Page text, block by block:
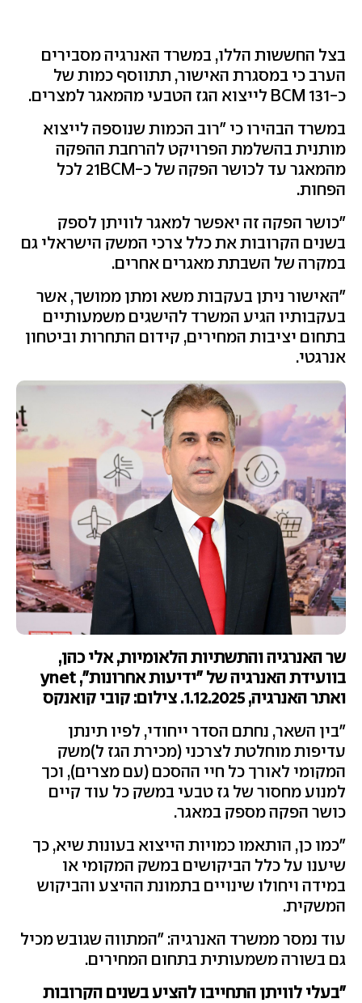
בצל החששות הללו, במשרד האנרגיה מסבירים
הערב כי במסגרת האישור, תתווסף כמות של
כ-131 BCM לייצוא הגז הטבעי מהמאגר למצרים.
במשרד הבהירו כי "רוב הכמות שנוספה לייצוא
מותנית בהשלמת הפרויקט להרחבת ההפקה
מהמאגר עד לכושר הפקה של כ-21BCM לכל
הפחות.
"כושר הפקה זה יאפשר למאגר לוויתן לספק
בשנים הקרובות את כלל צרכי המשק הישראלי גם
במקרה של השבתת מאגרים אחרים.
"האישור ניתן בעקבות משא ומתן ממושך, אשר
בעקבותיו הגיע המשרד להישגים משמעותיים
בתחום יציבות המחירים, קידום התחרות וביטחון
אנרגטי.
שר האנרגיה והתשתיות הלאומיות, אלי כהן,
בוועידת האנרגיה של "ידיעות אחרונות", ynet
ואתר האנרגיה, 1.12.2025. צילום: קובי קואנקס
"בין השאר, נחתם הסדר ייחודי, לפיו תינתן
עדיפות מוחלטת לצרכני (מכירת הגז ל)משק
המקומי לאורך כל חיי ההסכם (עם מצרים), וכך
למנוע מחסור של גז טבעי במשק כל עוד קיים
כושר הפקה מספק במאגר.
"כמו כן, הותאמו כמויות הייצוא בעונות שיא, כך
שיענו על כלל הביקושים במשק המקומי או
במידה ויחולו שינויים בתמונת ההיצע והביקוש
המשקית.
עוד נמסר ממשרד האנרגיה: "המתווה שגובש מכיל
גם בשורה משמעותית בתחום המחירים.
"בעלי לוויתן התחייבו להציע בשנים הקרובות